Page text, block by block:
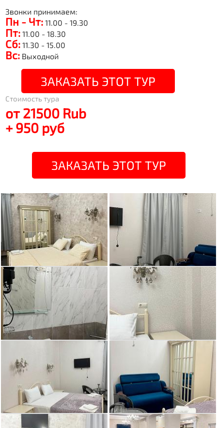
Звонки принимаем:
Пн - Чт: 11.00 - 19.30
Пт: 11.00 - 18.30
Сб: 11.30 - 15.00
Вс: Выходной
ЗАКАЗАТЬ ЭТОТ ТУР
Стоимость тура
от 21500 Rub
+ 950 руб
ЗАКАЗАТЬ ЭТОТ ТУР